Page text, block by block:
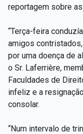
reportagem sobre
“Terça-feira
amigos
por uma doença de
o Sr. Laferrière,
Faculdades de
infeliz e a
consolar.
“Num intervalo de